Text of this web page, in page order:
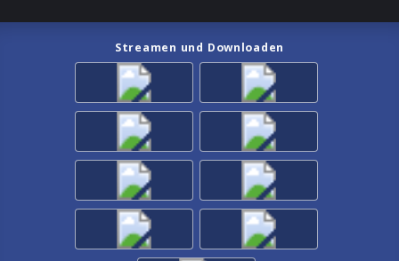
Streamen und Downloaden